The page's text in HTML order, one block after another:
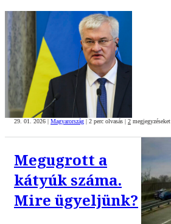
29. 01. 2026 | Magyarország | 2 perc olvasás | 2 megjegyzéseket
Megugrott a
kátyúk száma.
Mire ügyeljünk?